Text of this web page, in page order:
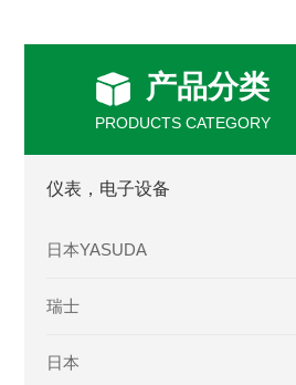
产品分类
PRODUCTS CATEGORY
仪表，电子设备
日本YASUDA
瑞士
日本